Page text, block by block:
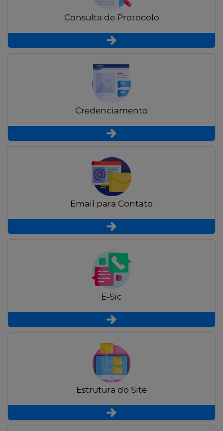
Consulta de Protocolo
Credenciamento
Email para Contato
E-Sic
Estrutura do Site